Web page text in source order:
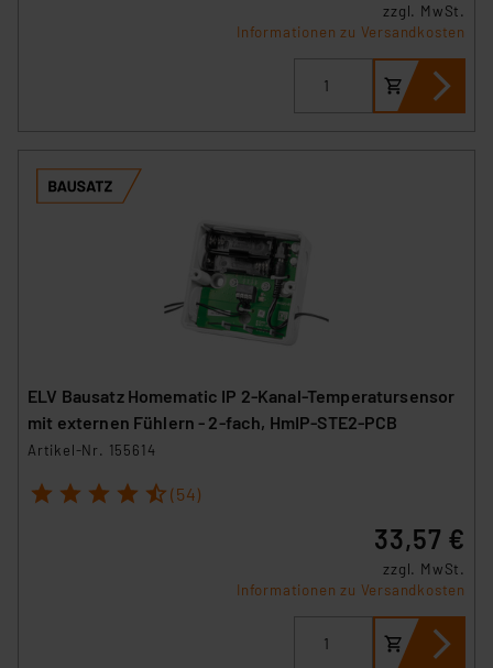
zzgl. MwSt.
Informationen zu Versandkosten
ELV Bausatz Homematic IP 2-Kanal-Temperatursensor
mit externen Fühlern - 2-fach, HmIP-STE2-PCB
Artikel-Nr. 155614
1 2 3 4 5 (54)
33,57 €
zzgl. MwSt.
Informationen zu Versandkosten